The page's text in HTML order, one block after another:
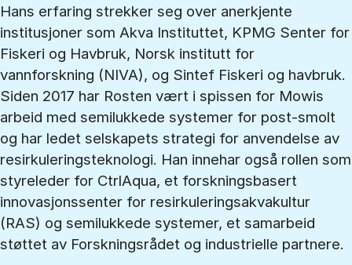
Hans erfaring strekker seg over anerkjente
institusjoner som Akva Instituttet, KPMG Senter for
Fiskeri og Havbruk, Norsk institutt for
vannforskning (NIVA), og Sintef Fiskeri og havbruk.
Siden 2017 har Rosten vært i spissen for Mowis
arbeid med semilukkede systemer for post-smolt
og har ledet selskapets strategi for anvendelse av
resirkuleringsteknologi. Han innehar også rollen som
styreleder for CtrlAqua, et forskningsbasert
innovasjonssenter for resirkuleringsakvakultur
(RAS) og semilukkede systemer, et samarbeid
støttet av Forskningsrådet og industrielle partnere.